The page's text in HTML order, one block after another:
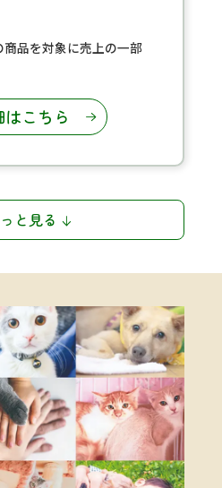
品を対象に売上の一部
はこちら
と見る